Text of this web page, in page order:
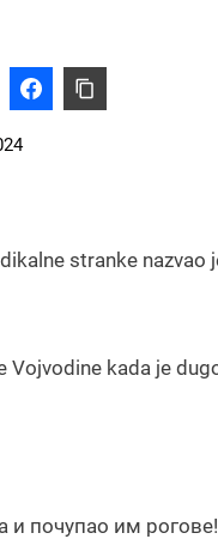
stranke nazvao
kada je
и почупао им рогове!